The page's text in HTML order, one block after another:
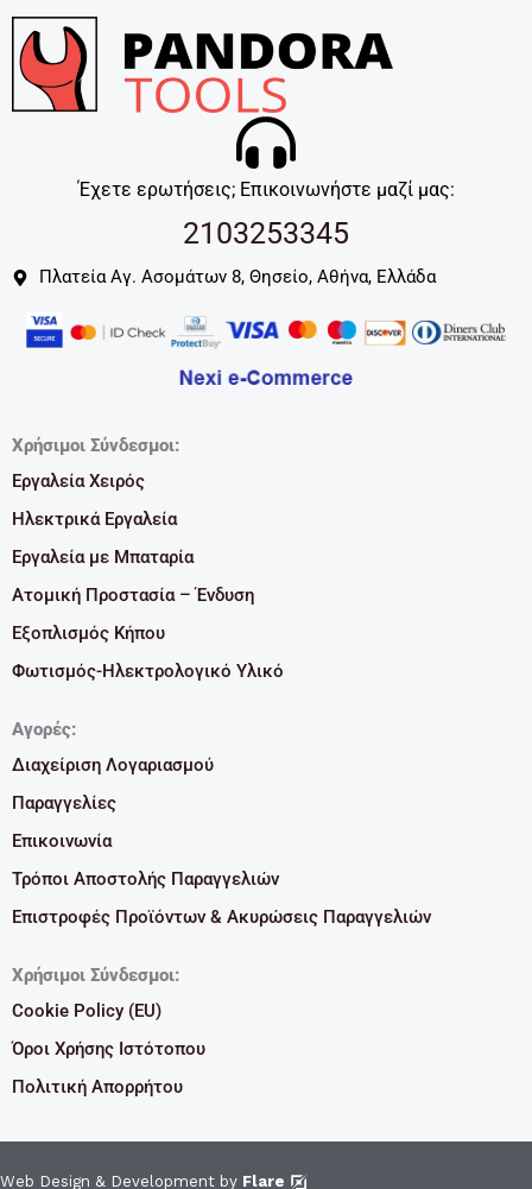
Έχετε ερωτήσεις; Επικοινωνήστε μαζί μας:
2103253345
Πλατεία Αγ. Ασομάτων 8, Θησείο, Αθήνα, Ελλάδα
Χρήσιμοι Σύνδεσμοι:
Εργαλεία Χειρός
Ηλεκτρικά Εργαλεία
Εργαλεία με Μπαταρία
Ατομική Προστασία – Ένδυση
Εξοπλισμός Κήπου
Φωτισμός-Ηλεκτρολογικό Υλικό
Αγορές:
Διαχείριση Λογαριασμού
Παραγγελίες
Επικοινωνία
Τρόποι Αποστολής Παραγγελιών
Επιστροφές Προϊόντων & Ακυρώσεις Παραγγελιών
Χρήσιμοι Σύνδεσμοι:
Cookie Policy (EU)
Όροι Χρήσης Ιστότοπου
Πολιτική Απορρήτου
Web Design & Development by Flare